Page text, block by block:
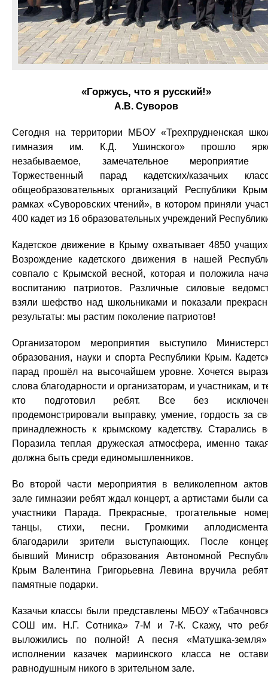
«Горжусь, что я русский!»
А.В. Суворов
Сегодня на территории МБОУ «Трехпрудненская
гимназия им. К.Д. Ушинского» прошло
незабываемое, замечательное
Торжественный парад кадетских/казачьих
общеобразовательных организаций Республики
рамках «Суворовских чтений», в котором приняли
400 кадет из 16 образовательных учреждений
Кадетское движение в Крыму охватывает 4850
Возрождение кадетского движения в нашей
совпало с Крымской весной, которая и положила
воспитанию патриотов. Различные силовые
взяли шефство над школьниками и показали
результаты: мы растим поколение патриотов!
Организатором мероприятия выступило
образования, науки и спорта Республики Крым.
парад прошёл на высочайшем уровне. Хочется
слова благодарности и организаторам, и участникам, и
кто подготовил ребят. Все без
продемонстрировали выправку, умение, гордость за
принадлежность к крымскому кадетству. Старались
Поразила теплая дружеская атмосфера, именно
должна быть среди единомышленников.
Во второй части мероприятия в великолепном
зале гимназии ребят ждал концерт, а артистами были
участники Парада. Прекрасные, трогательные
танцы, стихи, песни. Громкими
благодарили зрители выступающих. После
бывший Министр образования Автономной
Крым Валентина Григорьевна Левина вручила
памятные подарки.
Казачьи классы были представлены МБОУ
СОШ им. Н.Г. Сотника» 7-М и 7-К. Скажу, что
выложились по полной! А песня «Матушка-
исполнении казачек мариинского класса не
равнодушным никого в зрительном зале.